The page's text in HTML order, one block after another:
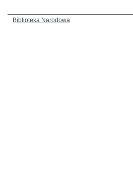
Biblioteka Narodowa